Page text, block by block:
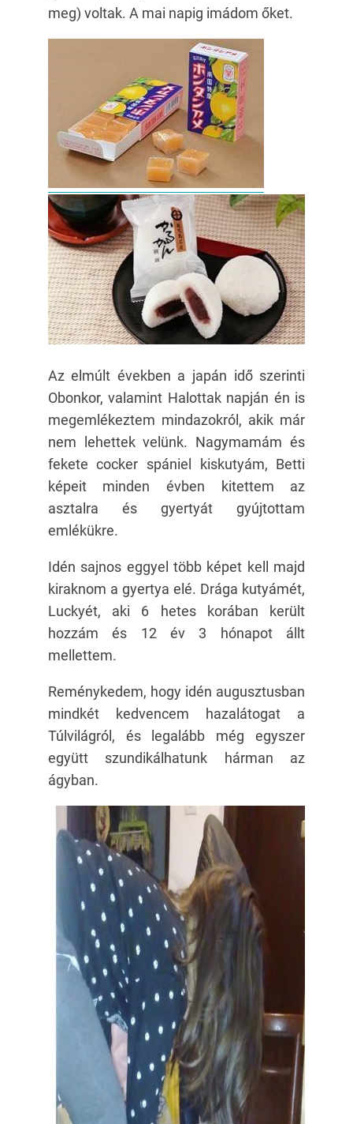
meg) voltak. A mai napig imádom őket.
Az elmúlt években a japán idő szerinti
Obonkor, valamint Halottak napján én is
megemlékeztem mindazokról, akik már
nem lehettek velünk. Nagymamám és
fekete cocker spániel kiskutyám, Betti
képeit minden évben kitettem az
asztalra és gyertyát gyújtottam
emlékükre.
Idén sajnos eggyel több képet kell majd
kiraknom a gyertya elé. Drága kutyámét,
Luckyét, aki 6 hetes korában került
hozzám és 12 év 3 hónapot állt
mellettem.
Reménykedem, hogy idén augusztusban
mindkét kedvencem hazalátogat a
Túlvilágról, és legalább még egyszer
együtt szundikálhatunk hárman az
ágyban.